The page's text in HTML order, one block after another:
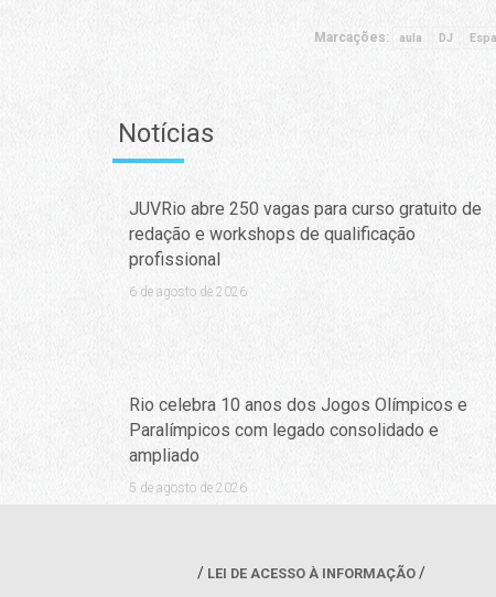
Marcações: aula DJ
Notícias
JUVRio abre 250 vagas para curso gratuito de
redação e workshops de qualificação
profissional
6 de agosto de 2026
Rio celebra 10 anos dos Jogos Olímpicos e
Paralímpicos com legado consolidado e
ampliado
5 de agosto de 2026
LEI DE ACESSO À INFORMAÇÃO